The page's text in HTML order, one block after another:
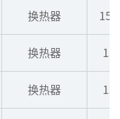
换热器
换热器
换热器